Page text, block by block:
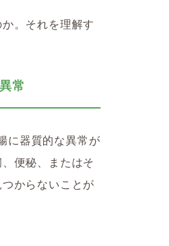
。それを理解す
常
に器質的な異常が
便秘、またはそ
からないことが